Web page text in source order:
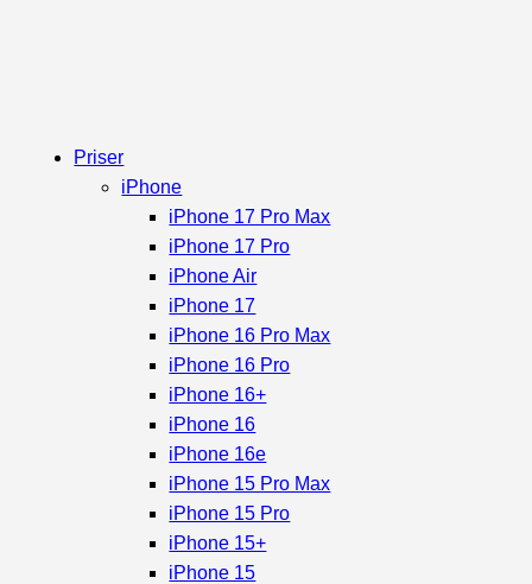
Priser
iPhone
iPhone 17 Pro Max
iPhone 17 Pro
iPhone Air
iPhone 17
iPhone 16 Pro Max
iPhone 16 Pro
iPhone 16+
iPhone 16
iPhone 16e
iPhone 15 Pro Max
iPhone 15 Pro
iPhone 15+
iPhone 15